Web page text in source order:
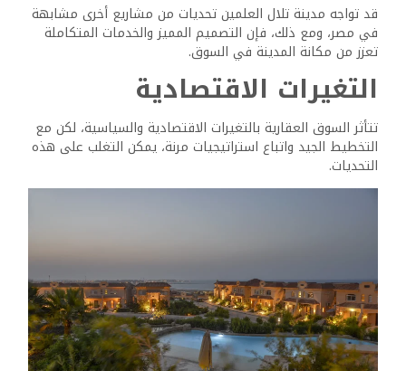
قد تواجه مدينة تلال العلمين تحديات من مشاريع أخرى مشابهة
في مصر، ومع ذلك، فإن التصميم المميز والخدمات المتكاملة
تعزز من مكانة المدينة في السوق.
التغيرات الاقتصادية
تتأثر السوق العقارية بالتغيرات الاقتصادية والسياسية، لكن مع
التخطيط الجيد واتباع استراتيجيات مرنة، يمكن التغلب على هذه
التحديات.